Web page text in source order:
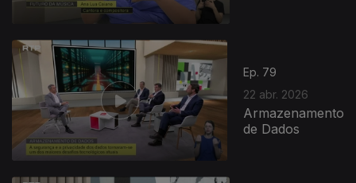
Ep. 79
22 abr. 2026
Armazenamento
de Dados